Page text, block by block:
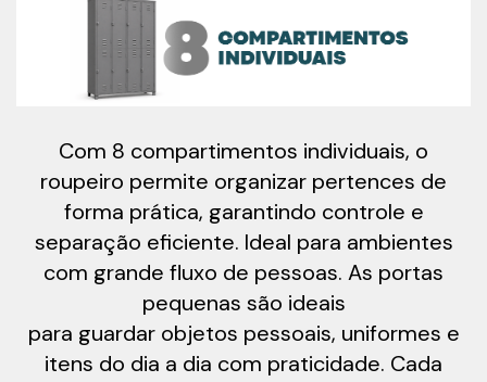
Com 8 compartimentos individuais, o
roupeiro permite organizar pertences de
forma prática, garantindo controle e
separação eficiente. Ideal para ambientes
com grande fluxo de pessoas. As portas
pequenas são ideais
para guardar objetos pessoais, uniformes e
itens do dia a dia com praticidade. Cada